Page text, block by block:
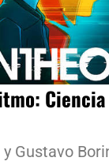
Gustavo